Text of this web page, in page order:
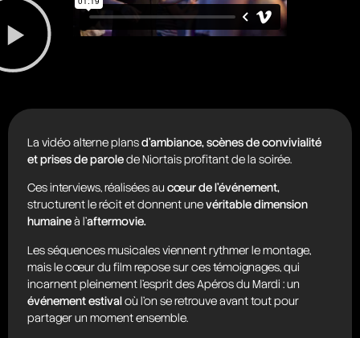
La vidéo alterne plansd’ambiance, scènes de convivialité
et prises de parolede Niortais profitant de la soirée.
Ces interviews, réalisées au cœur de l’événement,
structurent le récit et donnent unevéritable dimension
humaineà l’aftermovie.
Les séquences musicales viennent rythmer le montage,
mais le cœur du film repose sur ces témoignages, qui
incarnent pleinement l’esprit des Apéros du Mardi : un
événement estivaloù l’on se retrouve avant tout pour
partager un moment ensemble.